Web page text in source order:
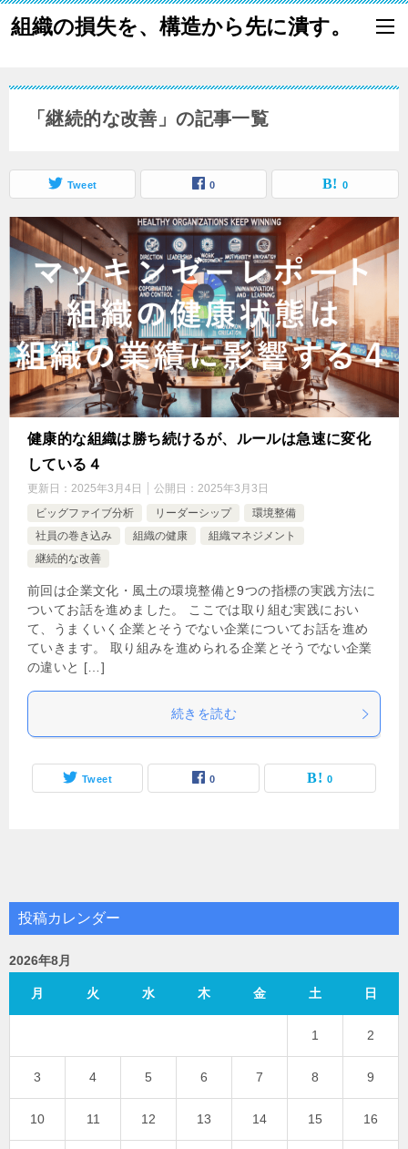
組織の損失を、構造から先に潰す。
「継続的な改善」の記事一覧
Tweet 0 0
健康的な組織は勝ち続けるが、ルールは急速に変化
している４
更新日： 2025年3月4日 公開日： 2025年3月3日
ビッグファイブ分析
リーダーシップ
環境整備
社員の巻き込み
組織の健康
組織マネジメント
継続的な改善
前回は企業文化・風土の環境整備と9つの指標の実践方法に
ついてお話を進めました。 ここでは取り組む実践におい
て、うまくいく企業とそうでない企業についてお話を進め
ていきます。 取り組みを進められる企業とそうでない企業
の違いと […]
続きを読む
Tweet 0 0
投稿カレンダー
2026年8月
月 火 水 木 金 土 日
1 2
3 4 5 6 7 8 9
10 11 12 13 14 15 16